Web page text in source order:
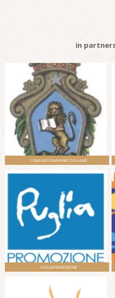
in
COMUNE DI SAN MARCO IN LAMIS
PUGLIAPROMOZIONE